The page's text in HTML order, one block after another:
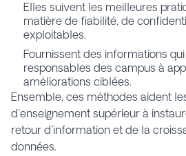
Elles suivent les meilleures
matière de fiabilité, de
exploitables.
Fournissent des informations
responsables des campus à
améliorations ciblées.
Ensemble, ces méthodes aident
d'enseignement supérieur à
retour d'information et de la
données.